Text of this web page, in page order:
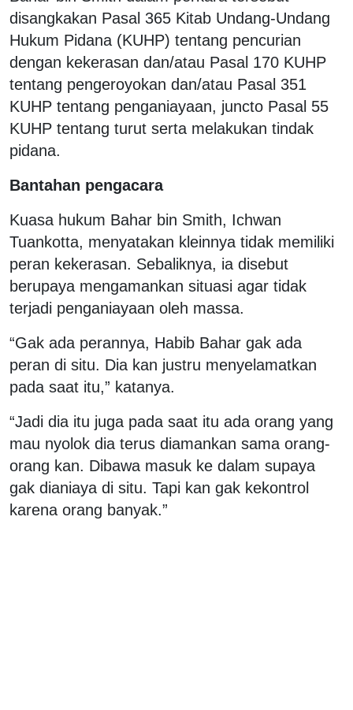
disangkakan Pasal 365 Kitab Undang-Undang
Hukum Pidana (KUHP) tentang pencurian
dengan kekerasan dan/atau Pasal 170 KUHP
tentang pengeroyokan dan/atau Pasal 351
KUHP tentang penganiayaan, juncto Pasal 55
KUHP tentang turut serta melakukan tindak
pidana.
Bantahan pengacara
Kuasa hukum Bahar bin Smith, Ichwan
Tuankotta, menyatakan kleinnya tidak memiliki
peran kekerasan. Sebaliknya, ia disebut
berupaya mengamankan situasi agar tidak
terjadi penganiayaan oleh massa.
“Gak ada perannya, Habib Bahar gak ada
peran di situ. Dia kan justru menyelamatkan
pada saat itu,” katanya.
“Jadi dia itu juga pada saat itu ada orang yang
mau nyolok dia terus diamankan sama orang-
orang kan. Dibawa masuk ke dalam supaya
gak dianiaya di situ. Tapi kan gak kekontrol
karena orang banyak.”